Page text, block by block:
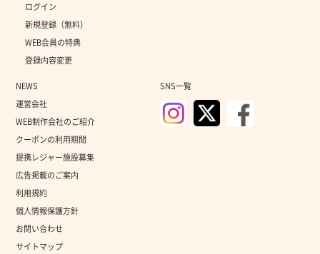
ログイン
新規登録（無料）
WEB会員の特典
登録内容変更
NEWS
運営会社
WEB制作会社のご紹介
クーポンの利用期間
提携レジャー施設募集
広告掲載のご案内
利用規約
個人情報保護方針
お問い合わせ
サイトマップ
SNS一覧